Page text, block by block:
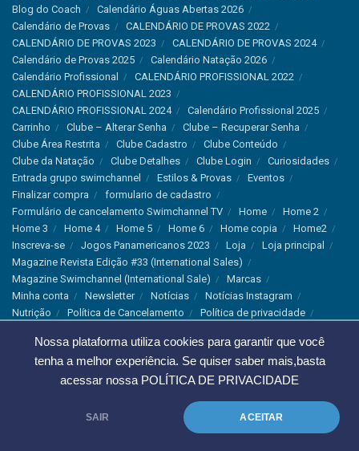
Nossa plataforma utiliza cookies para garantir que você
tenha a melhor experiência. Se quiser saber mais,basta
acessar nossa POLÍTICA DE PRIVACIDADE
SAIR ACEITAR
Blog do Coach
Calendário Águas Abertas 2026
Calendário de Provas
CALENDÁRIO DE PROVAS 2022
CALENDÁRIO DE PROVAS 2023
CALENDÁRIO DE PROVAS 2024
Calendário de Provas 2025
Calendário Natação 2026
Calendário Profissional
CALENDÁRIO PROFISSIONAL 2022
CALENDÁRIO PROFISSIONAL 2023
CALENDÁRIO PROFISSIONAL 2024
Calendário Profissional 2025
Carrinho
Clube – Alterar Senha
Clube – Recuperar Senha
Clube Área Restrita
Clube Cadastro
Clube Conteúdo
Clube da Natação
Clube Detalhes Clube Login
Curiosidades
Entrada grupo swimchannel
Estilos & Provas
Eventos
Finalizar compra
formulario de cadastro
Formulário de cancelamento Swimchannel TV
Home
Home 2
Home 3
Home 4 Home 5 Home 6 Home copia
Home2
Inscreva-se
Jogos Panamericanos 2023 Loja
Loja principal
Magazine Revista Edição #33 (International Sales)
Magazine Swimchannel (International Sale)
Marcas
Minha conta
Newsletter Notícias
Notícias Instagram
Nutrição
Política de Cancelamento
Política de privacidade
Recordes & Rankings
Revistas Saúde
Sobre Nós
Swimchannel
Thank You Treino
Troca e Devolução
Troca, Devolução e Cancelamentos
© 2023 Swimchannel Todos os Direitos Reservados - Premium Websites